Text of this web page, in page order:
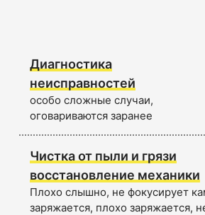
Диагностика
неисправностей
особо сложные случаи,
оговариваются заранее
Чистка от пыли и грязи
восстановление механики
Плохо слышно, не фокусирует
заряжается, плохо заряжается,